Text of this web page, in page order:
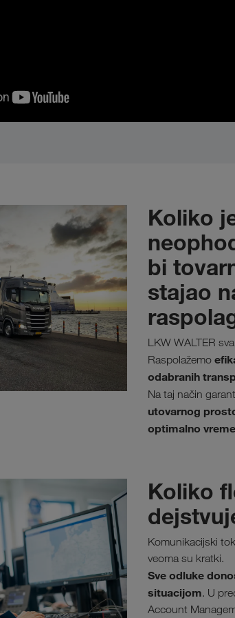
Koliko
bi
stajao
LKW WALTER
Raspolažemo
odabranih
Na taj način
utovarnog
optimalno
Koliko
Komunikacijski
veoma su kratki.
Sve odluke
situacijom. U
Account